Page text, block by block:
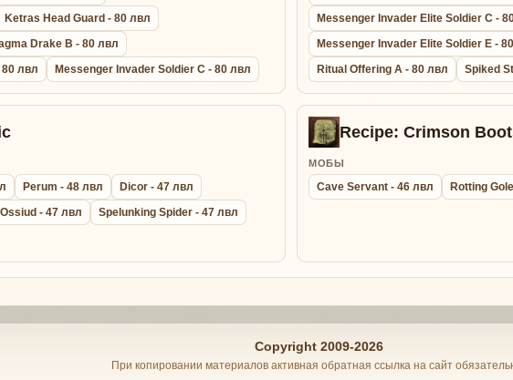
Ketras Head Guard - 80 лвл
Drake B - 80 лвл
лвл
Messenger Invader Soldier C - 80 лвл
Messenger Invader Elite Soldier C -
Messenger Invader Elite Soldier E -
Ritual Offering A - 80 лвл
Spiked
Perum - 48 лвл
Dicor - 47 лвл
Ossiud - 47 лвл
Spelunking Spider - 47 лвл
Recipe: Crimson
МОБЫ
Cave Servant - 46 лвл Rotting
Copyright 2009-2026
При копировании материалов активная обратная ссылка на сайт